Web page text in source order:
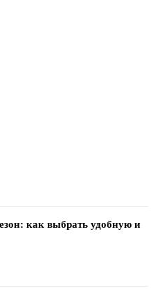
как выбрать удобную и